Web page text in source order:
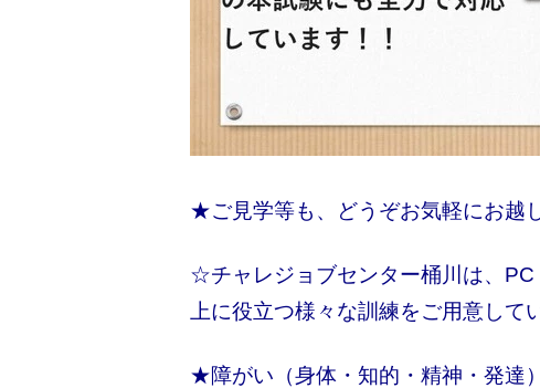
★ご見学等も、どうぞお気軽にお越
☆チャレジョブセンター桶川は、PC
上に役立つ様々な訓練をご用意して
★障がい（身体・知的・精神・発達